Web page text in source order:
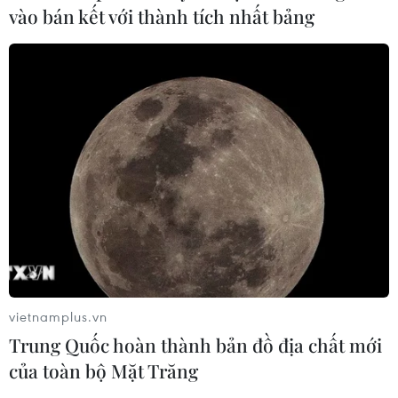
đạt 1.896.176 tỷ đồng, bằng 74,96% dự
Thanh Hóa công khai danh sách gần
880 đơn vị chậm đóng bảo hiểm
07/08/2026 01:49
Mỹ áp thuế 15% đối với nguyên liệu
quan trọng để sản xuất chip
07/08/2026 00:56
Đảng Cộng hòa đề xuất dự luật trao
vào bán kết với thành tích nhất bảng
vietnamplus.vn
Trung Quốc hoàn thành bản đồ địa chất mới
của toàn bộ Mặt Trăng